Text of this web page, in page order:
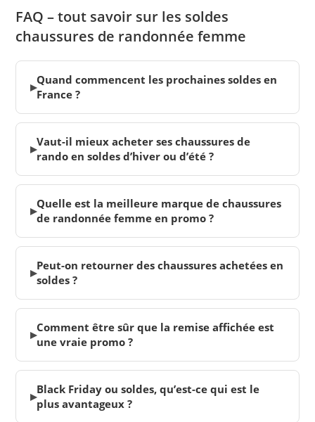
FAQ – tout savoir sur les soldes
chaussures de randonnée femme
▸Quand commencent les prochaines soldes en
France ?
▸Vaut-il mieux acheter ses chaussures de
rando en soldes d’hiver ou d’été ?
▸Quelle est la meilleure marque de chaussures
de randonnée femme en promo ?
▸Peut-on retourner des chaussures achetées en
soldes ?
▸Comment être sûr que la remise affichée est
une vraie promo ?
▸Black Friday ou soldes, qu’est-ce qui est le
plus avantageux ?